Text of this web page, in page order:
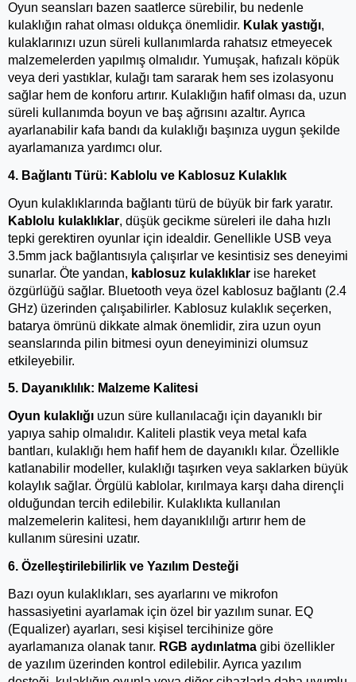
Oyun seansları bazen saatlerce sürebilir, bu nedenle
kulaklığın rahat olması oldukça önemlidir. Kulak yastığı,
kulaklarınızı uzun süreli kullanımlarda rahatsız etmeyecek
malzemelerden yapılmış olmalıdır. Yumuşak, hafızalı köpük
veya deri yastıklar, kulağı tam sararak hem ses izolasyonu
sağlar hem de konforu artırır. Kulaklığın hafif olması da, uzun
süreli kullanımda boyun ve baş ağrısını azaltır. Ayrıca
ayarlanabilir kafa bandı da kulaklığı başınıza uygun şekilde
ayarlamanıza yardımcı olur.
4. Bağlantı Türü: Kablolu ve Kablosuz Kulaklık
Kablolu kulaklıklar, düşük gecikme süreleri ile daha hızlı
tepki gerektiren oyunlar için idealdir. Genellikle USB veya
3.5mm jack bağlantısıyla çalışırlar ve kesintisiz ses deneyimi
sunarlar. Öte yandan, kablosuz kulaklıklar ise hareket
özgürlüğü sağlar. Bluetooth veya özel kablosuz bağlantı (2.4
GHz) üzerinden çalışabilirler. Kablosuz kulaklık seçerken,
batarya ömrünü dikkate almak önemlidir, zira uzun oyun
seanslarında pilin bitmesi oyun deneyiminizi olumsuz
etkileyebilir.
5. Dayanıklılık: Malzeme Kalitesi
Oyun kulaklığı uzun süre kullanılacağı için dayanıklı bir
yapıya sahip olmalıdır. Kaliteli plastik veya metal kafa
bantları, kulaklığı hem hafif hem de dayanıklı kılar. Özellikle
katlanabilir modeller, kulaklığı taşırken veya saklarken büyük
kolaylık sağlar. Örgülü kablolar, kırılmaya karşı daha dirençli
olduğundan tercih edilebilir. Kulaklıkta kullanılan
malzemelerin kalitesi, hem dayanıklılığı artırır hem de
kullanım süresini uzatır.
6. Özelleştirilebilirlik ve Yazılım Desteği
Bazı oyun kulaklıkları, ses ayarlarını ve mikrofon
hassasiyetini ayarlamak için özel bir yazılım sunar. EQ
(Equalizer) ayarları, sesi kişisel tercihinize göre
ayarlamanıza olanak tanır. RGB aydınlatma gibi özellikler
de yazılım üzerinden kontrol edilebilir. Ayrıca yazılım